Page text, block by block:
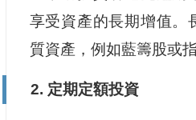
享受資產的長期增值。
質資產，例如藍籌股或指
2. 定期定額投資